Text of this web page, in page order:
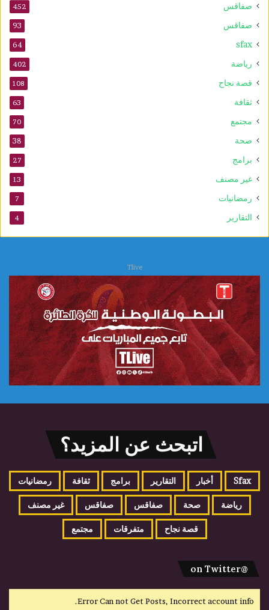
صفاقس 452
صفاقس 93
sfax
64
رياضة 402
قصة نجاح 108
ثقافة 63
مجتمع 70
صحة 38
برامج 27
غير مصنف 13
رمضانيات 7
التقارير 4
Tlive
اتبحث عن المزيد؟
Sfax أخبار التقارير برامج ثقافة رمضانيات
رياضة صحة صفاقس صفاقس غير مصنف
قصة نجاح متفرقات مجتمع
@on Twitter
Error Can not Get Posts, Incorrect account info.